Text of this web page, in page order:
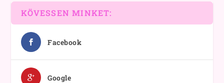
KÖVESSEN MINKET:
Facebook
Google